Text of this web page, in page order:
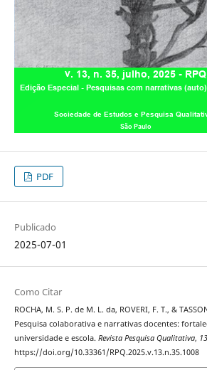
PDF
Publicado
2025-07-01
Como Citar
ROCHA, M. S. P. de M. L. da, ROVERI, F. T., &
Pesquisa colaborativa e narrativas docentes:
universidade e escola. Revista Pesquisa Qualitativa, 13
https://doi.org/10.33361/RPQ.2025.v.13.n.35.1008